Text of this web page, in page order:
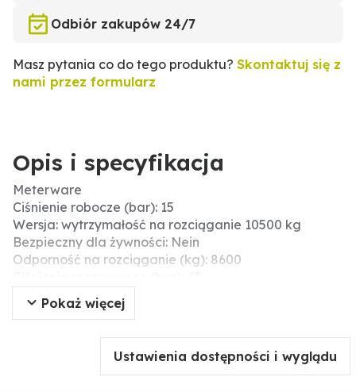
Odbiór zakupów 24/7
Masz pytania co do tego produktu? Skontaktuj się z
nami przez formularz
Opis i specyfikacja
Meterware
Ciśnienie robocze (bar): 15
Wersja: wytrzymałość na rozciąganie 10500 kg
Bezpieczny dla żywności: Nein
Odporność na rozciąganie (kg): 8600
Ø zew. (mm): 116,6
Zakres temperatury (°C): -20°C - +80°C
Długość rolki (m): 100
Pokaż więcej
Ustawienia dostępności i wyglądu